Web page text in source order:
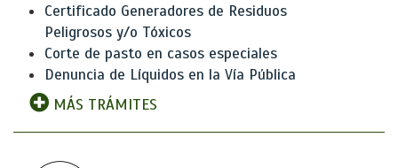
Certificado Generadores de Residuos
Peligrosos y/o Tóxicos
Corte de pasto en casos especiales
Denuncia de Líquidos en la Vía Pública
MÁS TRÁMITES